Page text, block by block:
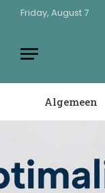
Friday, August 7
Algemeen